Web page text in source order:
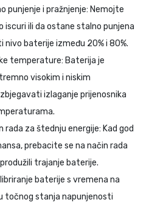
punjenje i pražnjenje: Nemojte
ili da ostane stalno punjena
nivo baterije između 20% i 80%.
temperature: Baterija je
visokim i niskim
izlaganje prijenosnika
za štednju energije: Kad god
prebacite se na način rada
trajanje baterije.
baterije s vremena na
točnog stanja napunjenosti